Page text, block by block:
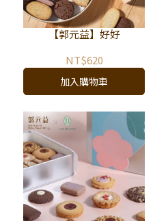
【郭元益】好好
NT$620
加入購物車